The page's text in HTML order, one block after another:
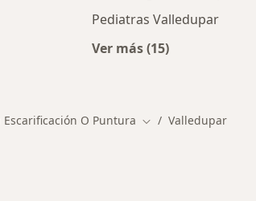
Pediatras Valledupar
Ver más (15)
O Puntura Cambiar de ciudad
Valledupar